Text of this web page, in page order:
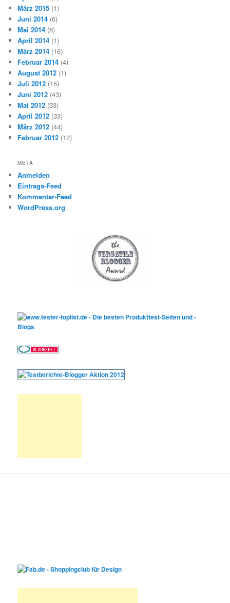
März 2015 (1)
Juni 2014 (6)
Mai 2014 (6)
April 2014 (1)
März 2014 (16)
Februar 2014 (4)
August 2012 (1)
Juli 2012 (15)
Juni 2012 (43)
Mai 2012 (33)
April 2012 (33)
März 2012 (44)
Februar 2012 (12)
META
Anmelden
Eintrags-Feed
Kommentar-Feed
WordPress.org